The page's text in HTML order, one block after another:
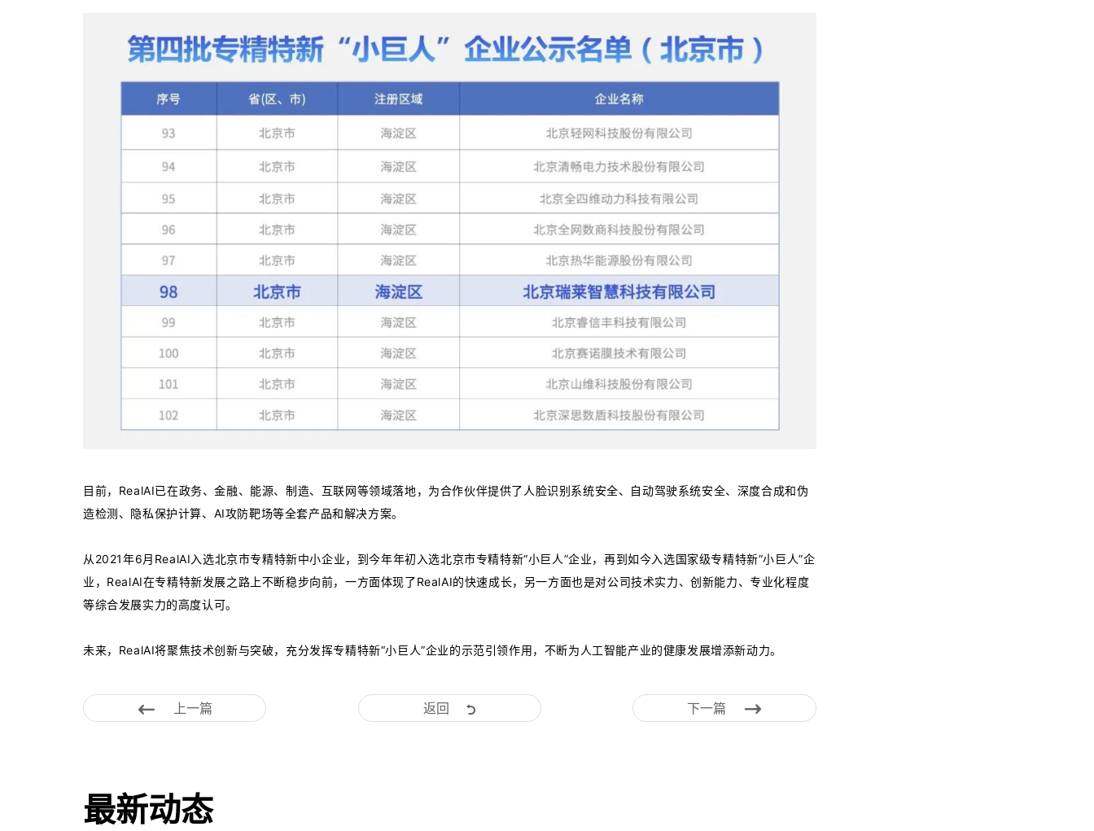
目前，RealAI已在政务、金融、能源、制造、互联网等领域落地，为合作伙伴提供了人脸识别系统安全、自动驾驶系统安全、深度合成和伪
造检测、隐私保护计算、AI攻防靶场等全套产品和解决方案。
从2021年6月RealAI入选北京市专精特新中小企业，到今年年初入选北京市专精特新“小巨人”企业，再到如今入选国家级专精特新“小巨人”企
业，RealAI在专精特新发展之路上不断稳步向前，一方面体现了RealAI的快速成长，另一方面也是对公司技术实力、创新能力、专业化程度
等综合发展实力的高度认可。
未来，RealAI将聚焦技术创新与突破，充分发挥专精特新“小巨人”企业的示范引领作用，不断为人工智能产业的健康发展增添新动力。
上一篇 返回 下一篇
最新动态